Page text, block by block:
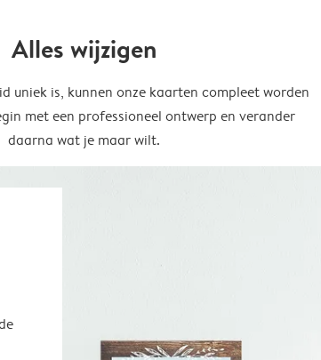
Alles wijzigen
uniek is, kunnen onze kaarten compleet worden
met een professioneel ontwerp en verander
daarna wat je maar wilt.